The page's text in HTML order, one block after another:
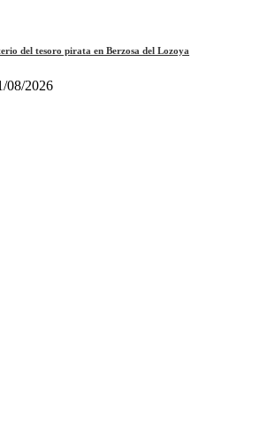
del tesoro pirata en Berzosa del Lozoya
08/2026